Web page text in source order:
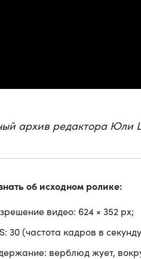
архив редактора Юли
об исходном ролике:
видео: 624 × 352 px;
30 (частота кадров в
верблюд жует,